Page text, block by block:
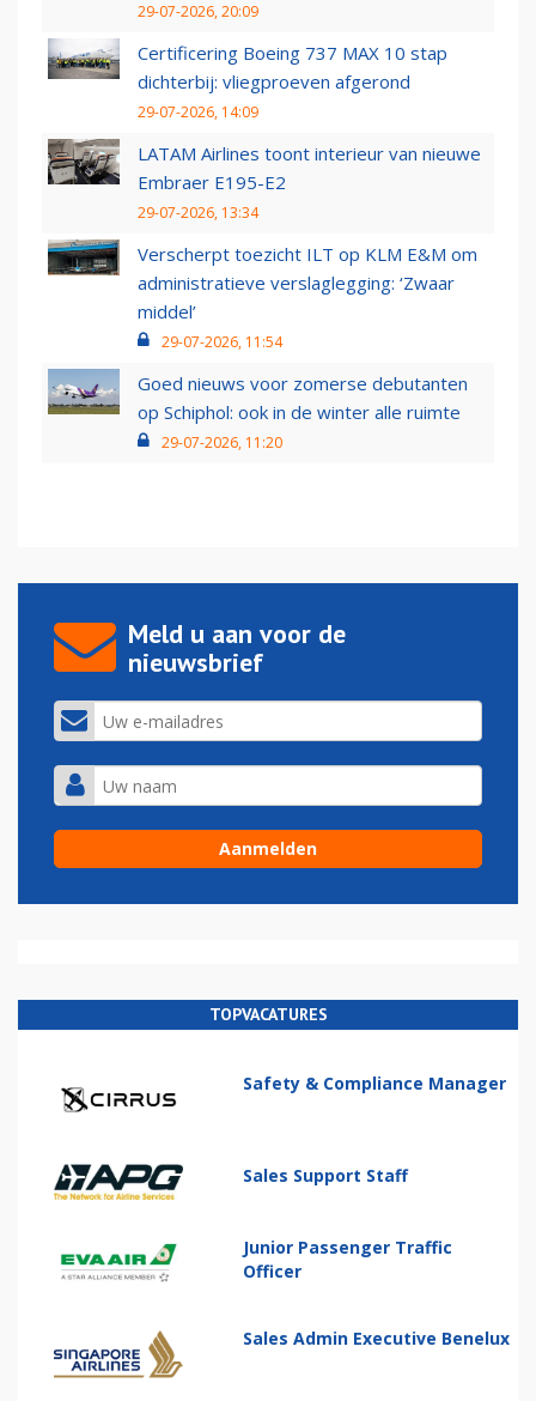
29-07-2026, 20:09
Certificering Boeing 737 MAX 10 stap
dichterbij: vliegproeven afgerond
29-07-2026, 14:09
LATAM Airlines toont interieur van nieuwe
Embraer E195-E2
29-07-2026, 13:34
Verscherpt toezicht ILT op KLM E&M om
administratieve verslaglegging: ‘Zwaar
middel’
29-07-2026, 11:54
Goed nieuws voor zomerse debutanten
op Schiphol: ook in de winter alle ruimte
29-07-2026, 11:20
Meld u aan voor de
nieuwsbrief
TOPVACATURES
Safety & Compliance Manager
Sales Support Staff
Junior Passenger Traffic
Officer
Sales Admin Executive Benelux